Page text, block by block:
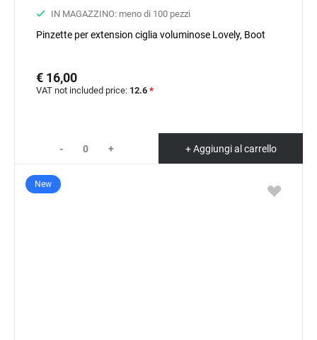
IN MAGAZZINO: meno di 100 pezzi
Pinzette per extension ciglia voluminose Lovely, Boot
€ 16,00
VAT not included price: 12.6 *
- + + Aggiungi al carrello
New